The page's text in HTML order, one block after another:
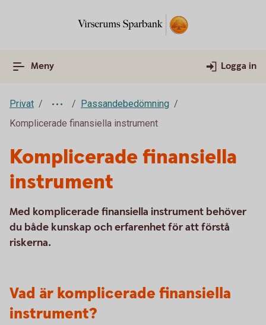
Meny Logga in
Privat
Passandebedömning
Komplicerade finansiella instrument
Komplicerade finansiella
instrument
Med komplicerade finansiella instrument behöver
du både kunskap och erfarenhet för att förstå
riskerna.
Vad är komplicerade finansiella
instrument?